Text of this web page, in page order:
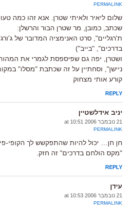
PERMALINK
שלום ליאיר ולאיתי שטרן. אנא זהו כמה
שכתב, כמובן, מר שטרן הבור והרשלן:
ת'רגליים", סרט האנימציה המדובר של
בדרכים", "בייב")
ושטרן, יפה גם שפיספסת לגמרי את
ניישן", וסחתיין על זה שכתבת "מסלו"
קורע אותי מצחוק
REPLY
יניב אידלשטיין
21 נובמבר 2006 at 10:51
PERMALINK
חן חן… יכול להיות שהתפקשש לך הקופי-
"מקס הולחם בדרכים" זה חזק.
REPLY
עידן
21 נובמבר 2006 at 10:53
PERMALINK